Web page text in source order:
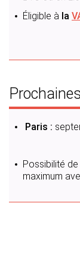
Éligible à la
Paris :
Possibilité
maximum